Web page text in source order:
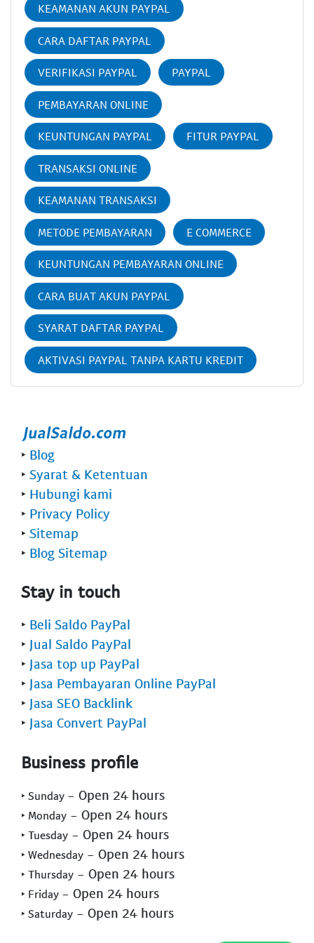
KEAMANAN AKUN PAYPAL
CARA DAFTAR PAYPAL
VERIFIKASI PAYPAL PAYPAL
PEMBAYARAN ONLINE
KEUNTUNGAN PAYPAL FITUR PAYPAL
TRANSAKSI ONLINE
KEAMANAN TRANSAKSI
METODE PEMBAYARAN E COMMERCE
KEUNTUNGAN PEMBAYARAN ONLINE
CARA BUAT AKUN PAYPAL
SYARAT DAFTAR PAYPAL
AKTIVASI PAYPAL TANPA KARTU KREDIT
‣ Blog
‣ Syarat & Ketentuan
‣ Hubungi kami
‣ Privacy Policy
‣ Sitemap
‣ Blog Sitemap
Stay in touch
‣ Beli Saldo PayPal
‣ Jual Saldo PayPal
‣ Jasa top up PayPal
‣ Jasa Pembayaran Online PayPal
‣ Jasa SEO Backlink
‣ Jasa Convert PayPal
Business profile
‣ Sunday - Open 24 hours
‣ Monday - Open 24 hours
‣ Tuesday - Open 24 hours
‣ Wednesday - Open 24 hours
‣ Thursday - Open 24 hours
‣ Friday - Open 24 hours
‣ Saturday - Open 24 hours